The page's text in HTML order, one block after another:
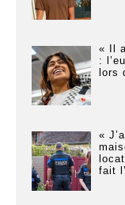
« Il
:
lors
«
fait